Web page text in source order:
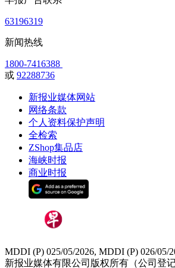
63196319
新闻热线
1800-7416388
或 92288736
新报业媒体网站
网络条款
个人资料保护声明
全检索
ZShop集品店
海峡时报
商业时报
MDDI (P) 025/05/2026, MDDI (P) 026/05/
新报业媒体有限公司版权所有（公司登记